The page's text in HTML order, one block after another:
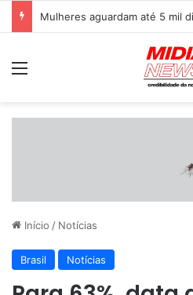
Início / Notícias
Brasil Notícias